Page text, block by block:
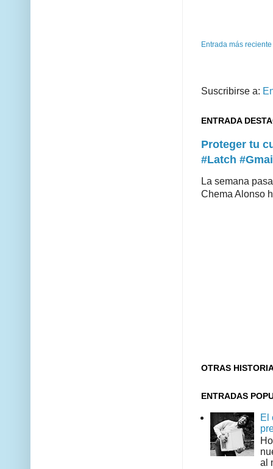
Entrada más reciente
Suscribirse a:
ENTRADA
Proteger tu
#Latch
La semana
Chema Alonso
OTRAS
ENTRADAS
El
al